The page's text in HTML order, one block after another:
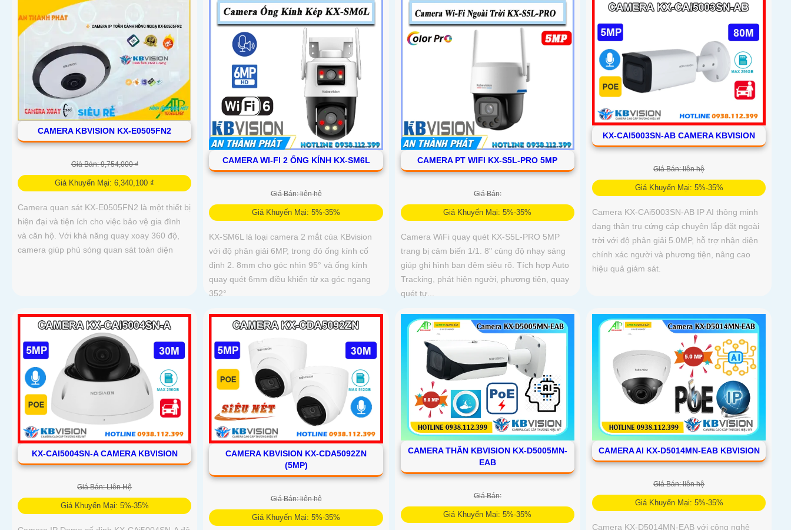
CAMERA KBVISION KX-E0505FN2
Giá Bán: 9,754,000 ₫
Giá Khuyến Mại: 6,340,100 ₫
Camera quan sát KX-E0505FN2 là một thiết bị
hiện đại và tiện ích cho việc bảo vệ gia đình
và căn hộ. Với khả năng quay xoay 360 độ,
camera giúp phủ sóng quan sát toàn diện
CAMERA WI-FI 2 ỐNG KÍNH KX-SM6L
Giá Bán: liên hệ
Giá Khuyến Mại: 5%-35%
KX-SM6L là loại camera 2 mắt của KBvision
với độ phân giải 6MP, trong đó ống kính cố
định 2. 8mm cho góc nhìn 95° và ống kính
quay quét 6mm điều khiển từ xa góc ngang
352°
CAMERA PT WIFI KX-S5L-PRO 5MP
Giá Bán:
Giá Khuyến Mại: 5%-35%
Camera WiFi quay quét KX-S5L-PRO 5MP
trang bị cảm biến 1/1. 8" cùng độ nhạy sáng
giúp ghi hình ban đêm siêu rõ. Tích hợp Auto
Tracking, phát hiện người, phương tiện, quay
quét tự...
KX-CAI5003SN-AB CAMERA KBVISION
Giá Bán: liên hệ
Giá Khuyến Mại: 5%-35%
Camera KX-CAi5003SN-AB IP AI thông minh
dạng thân trụ cứng cáp chuyên lắp đặt ngoài
trời với độ phân giải 5.0MP, hỗ trợ nhận diện
chính xác người và phương tiện, nâng cao
hiệu quả giám sát.
KX-CAI5004SN-A CAMERA KBVISION
Giá Bán: Liên Hệ
Giá Khuyến Mại: 5%-35%
CAMERA KBVISION KX-CDA5092ZN
(5MP)
Giá Bán: liên hệ
Giá Khuyến Mại: 5%-35%
CAMERA THÂN KBVISION KX-D5005MN-
EAB
Giá Bán:
Giá Khuyến Mại: 5%-35%
CAMERA AI KX-D5014MN-EAB KBVISION
Giá Bán: liên hệ
Giá Khuyến Mại: 5%-35%
Camera KX-D5014MN-EAB với công nghệ